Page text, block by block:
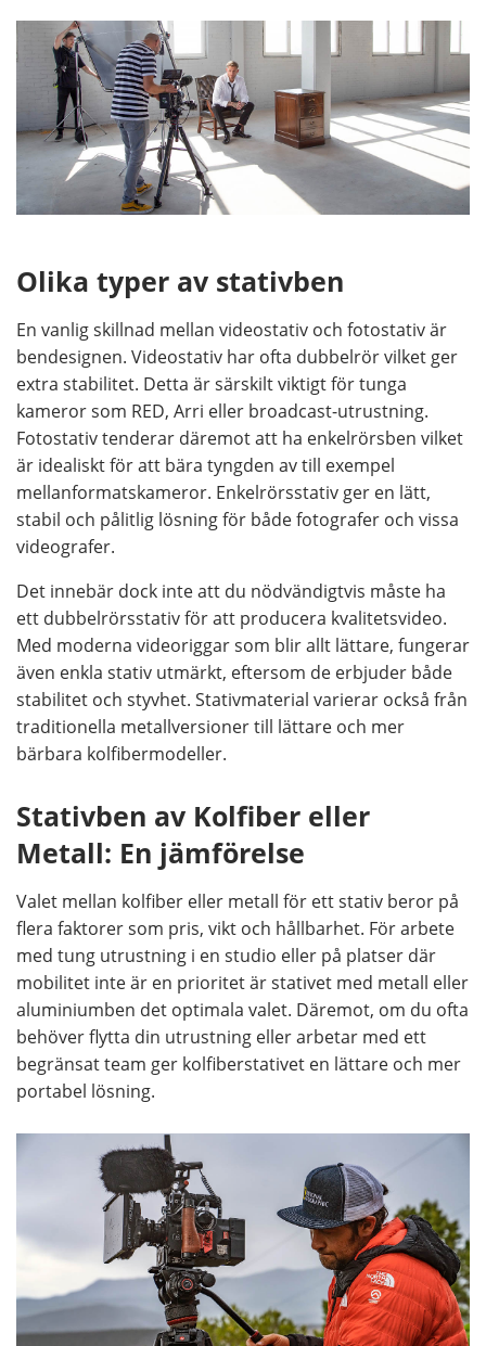
Olika typer av stativben
En vanlig skillnad mellan videostativ och fotostativ är
bendesignen. Videostativ har ofta dubbelrör vilket ger
extra stabilitet. Detta är särskilt viktigt för tunga
kameror som RED, Arri eller broadcast-utrustning.
Fotostativ tenderar däremot att ha enkelrörsben vilket
är idealiskt för att bära tyngden av till exempel
mellanformatskameror. Enkelrörsstativ ger en lätt,
stabil och pålitlig lösning för både fotografer och vissa
videografer.
Det innebär dock inte att du nödvändigtvis måste ha
ett dubbelrörsstativ för att producera kvalitetsvideo.
Med moderna videoriggar som blir allt lättare, fungerar
även enkla stativ utmärkt, eftersom de erbjuder både
stabilitet och styvhet. Stativmaterial varierar också från
traditionella metallversioner till lättare och mer
bärbara kolfibermodeller.
Stativben av Kolfiber eller
Metall: En jämförelse
Valet mellan kolfiber eller metall för ett stativ beror på
flera faktorer som pris, vikt och hållbarhet. För arbete
med tung utrustning i en studio eller på platser där
mobilitet inte är en prioritet är stativet med metall eller
aluminiumben det optimala valet. Däremot, om du ofta
behöver flytta din utrustning eller arbetar med ett
begränsat team ger kolfiberstativet en lättare och mer
portabel lösning.